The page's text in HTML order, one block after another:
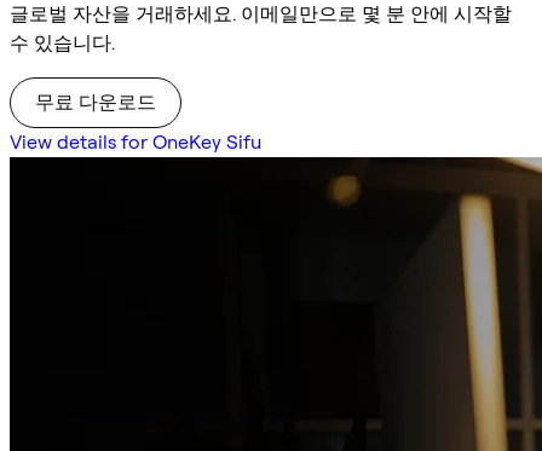
글로벌 자산을 거래하세요. 이메일만으로 몇 분 안에 시작할
수 있습니다.
무료 다운로드
View details for OneKey Sifu